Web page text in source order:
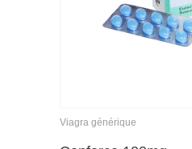
Viagra générique